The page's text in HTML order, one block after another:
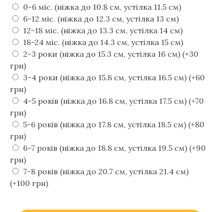
0-6 міс. (ніжка до 10.8 см, устілка 11.5 см)
6-12 міс. (ніжка до 12.3 см, устілка 13 см)
12-18 міс. (ніжка до 13.3 см, устілка 14 см)
18-24 міс. (ніжка до 14.3 см, устілка 15 см)
2-3 роки (ніжка до 15.3 см, устілка 16 см) (+30
грн)
3-4 роки (ніжка до 15.8 см, устілка 16.5 см) (+60
грн)
4-5 років (ніжка до 16.8 см, устілка 17.5 см) (+70
грн)
5-6 років (ніжка до 17.8 см, устілка 18.5 см) (+80
грн)
6-7 років (ніжка до 18.8 см, устілка 19.5 см) (+90
грн)
7-8 років (ніжка до 20.7 см, устілка 21.4 см)
(+100 грн)